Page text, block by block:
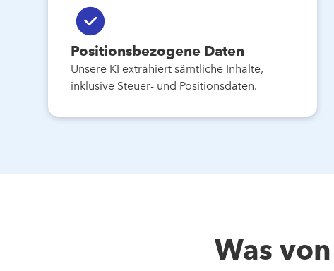
Positionsbezogene Daten
Unsere KI extrahiert sämtliche Inhalte,
inklusive Steuer- und Positionsdaten.
Was